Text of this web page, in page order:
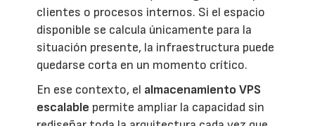
clientes o procesos internos. Si el espacio
disponible se calcula únicamente para la
situación presente, la infraestructura puede
quedarse corta en un momento crítico.
En ese contexto, el almacenamiento VPS
escalable permite ampliar la capacidad sin